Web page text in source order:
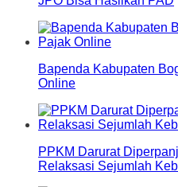
Bapenda Kabupaten
Online
PPKM Darurat
Relaksasi Sejumlah